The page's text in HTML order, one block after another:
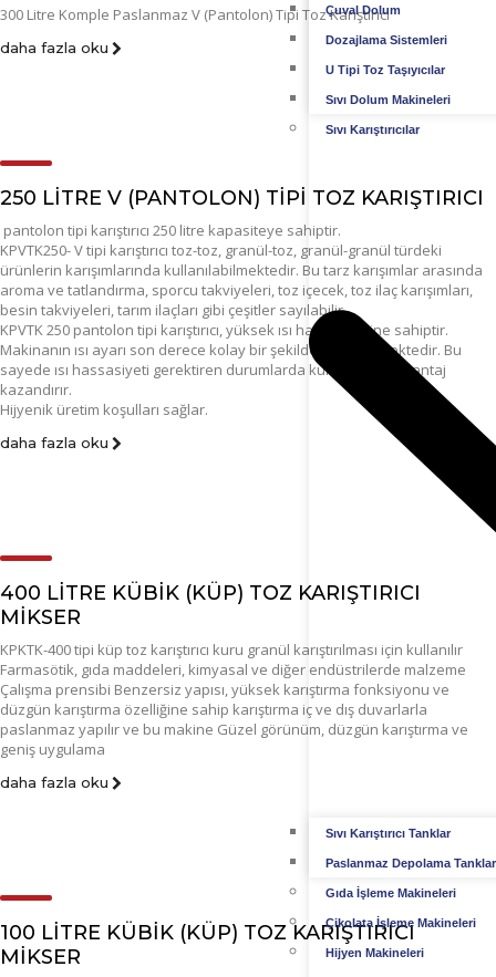
Çuval Dolum
Dozajlama Sistemleri
U Tipi Toz Taşıyıcılar
Sıvı Dolum Makineleri
Sıvı Karıştırıcılar
Sıvı Karıştırıcı Tanklar
Paslanmaz Depolama
Gıda İşleme Makineleri
Çikolata İşleme Makineleri
Hijyen Makineleri
300 Litre Komple Paslanmaz V (Pantolon) Tipi Toz Karıştırıcı
daha fazla oku
250 LITRE V (PANTOLON) TIPI TOZ KARIŞTIRICI
pantolon tipi karıştırıcı 250 litre kapasiteye sahiptir.
KPVTK250- V tipi karıştırıcı toz-toz, granül-toz, granül-granül türdeki
ürünlerin karışımlarında kullanılabilmektedir. Bu tarz karışımlar arasında
aroma ve tatlandırma, sporcu takviyeleri, toz içecek, toz ilaç karışımları,
besin takviyeleri, tarım ilaçları gibi çeşitler sayılabilir.
KPVTK 250 pantolon tipi karıştırıcı, yüksek ısı hassasiyetine sahiptir.
Makinanın ısı ayarı son derece kolay bir şekilde yapılabilmektedir. Bu
sayede ısı hassasiyeti gerektiren durumlarda kullanıcısına avantaj
kazandırır.
Hijyenik üretim koşulları sağlar.
daha fazla oku
400 LİTRE KÜBİK (KÜP) TOZ KARIŞTIRICI
MİKSER
KPKTK-400 tipi küp toz karıştırıcı kuru granül karıştırılması için kullanılır
Farmasötik, gıda maddeleri, kimyasal ve diğer endüstrilerde malzeme
Çalışma prensibi Benzersiz yapısı, yüksek karıştırma fonksiyonu ve
düzgün karıştırma özelliğine sahip karıştırma iç ve dış duvarlarla
paslanmaz yapılır ve bu makine Güzel görünüm, düzgün karıştırma ve
geniş uygulama
daha fazla oku
100 LİTRE KÜBİK (KÜP) TOZ KARIŞTIRICI
MİKSER